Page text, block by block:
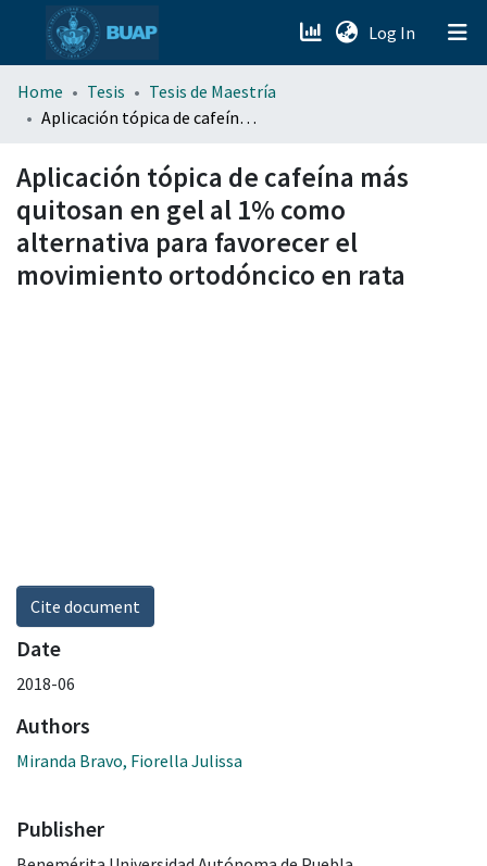
Log In (current)
menu.section.about_menu
Home Tesis
Tesis de Maestría
Aplicación tópica de cafeína más quitosan en gel al 1% como alternativa para favorecer el movimiento ortodóncico en rata
Aplicación tópica de cafeína más
quitosan en gel al 1% como
alternativa para favorecer el
movimiento ortodóncico en rata
Cite document
Date
2018-06
Authors
Miranda Bravo, Fiorella Julissa
Publisher